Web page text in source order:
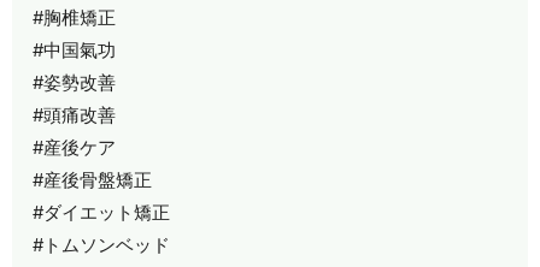
#胸椎矯正
#中国氣功
#姿勢改善
#頭痛改善
#産後ケア
#産後骨盤矯正
#ダイエット矯正
#トムソンベッド